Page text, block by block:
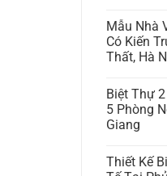
Mẫu Nhà
Có Kiến
Thất, Hà
Biệt Thự
5 Phòng
Giang
Thiết Kế